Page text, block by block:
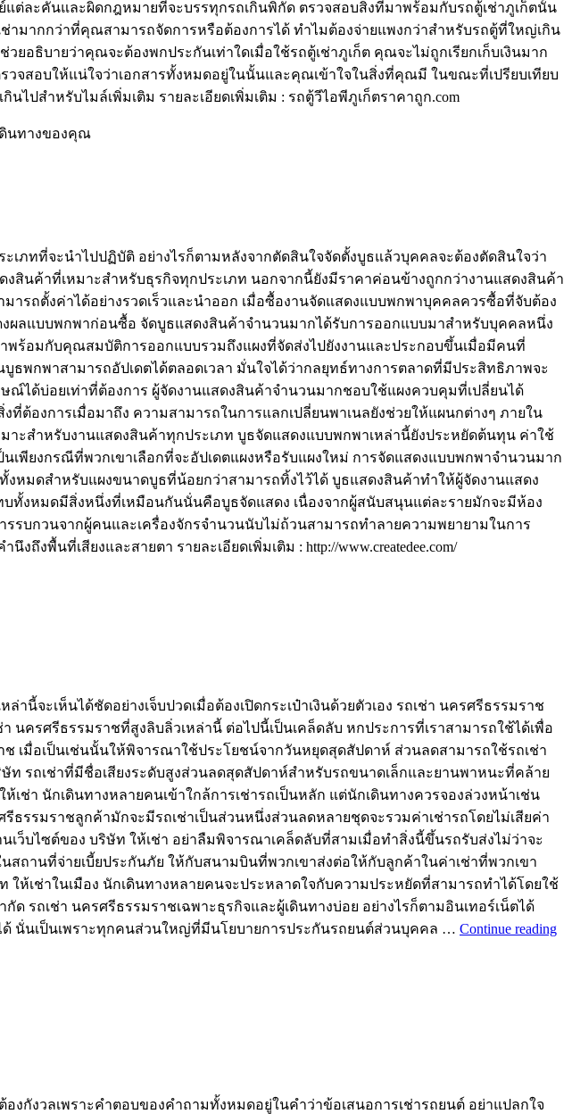
ต่ละคันและผิดกฎหมายที่จะบรรทุกรถเกินพิกัด ตรวจสอบสิ่งที่มาพร้อมกับรถตู้เช่าภูเก็ตนั้น
มากกว่าที่คุณสามารถจัดการหรือต้องการได้ ทำไมต้องจ่ายแพงกว่าสำหรับรถตู้ที่ใหญ่เกิน
ธิบายว่าคุณจะต้องพกประกันเท่าใดเมื่อใช้รถตู้เช่าภูเก็ต คุณจะไม่ถูกเรียกเก็บเงินมาก
จสอบให้แน่ใจว่าเอกสารทั้งหมดอยู่ในนั้นและคุณเข้าใจในสิ่งที่คุณมี ในขณะที่เปรียบเทียบ
ปสำหรับไมล์เพิ่มเติม รายละเอียดเพิ่มเติม : รถตู้วีไอพีภูเก็ตราคาถูก.com
ดินทางของคุณ
ภทที่จะนำไปปฏิบัติ อย่างไรก็ตามหลังจากตัดสินใจจัดตั้งบูธแล้วบุคคลจะต้องตัดสินใจว่า
สินค้าที่เหมาะสำหรับธุรกิจทุกประเภท นอกจากนี้ยังมีราคาค่อนข้างถูกกว่างานแสดงสินค้า
ารถตั้งค่าได้อย่างรวดเร็วและนำออก เมื่อซื้องานจัดแสดงแบบพกพาบุคคลควรซื้อที่จับต้อง
ลแบบพกพาก่อนซื้อ จัดบูธแสดงสินค้าจำนวนมากได้รับการออกแบบมาสำหรับบุคคลหนึ่ง
พร้อมกับคุณสมบัติการออกแบบรวมถึงแผงที่จัดส่งไปยังงานและประกอบขึ้นเมื่อมีคนที่
พกพาสามารถอัปเดตได้ตลอดเวลา มั่นใจได้ว่ากลยุทธ์ทางการตลาดที่มีประสิทธิภาพจะ
ได้บ่อยเท่าที่ต้องการ ผู้จัดงานแสดงสินค้าจำนวนมากชอบใช้แผงควบคุมที่เปลี่ยนได้
ที่ต้องการเมื่อมาถึง ความสามารถในการแลกเปลี่ยนพาเนลยังช่วยให้แผนกต่างๆ ภายใน
ะสำหรับงานแสดงสินค้าทุกประเภท บูธจัดแสดงแบบพกพาเหล่านี้ยังประหยัดต้นทุน ค่าใช้
พียงกรณีที่พวกเขาเลือกที่จะอัปเดตแผงหรือรับแผงใหม่ การจัดแสดงแบบพกพาจำนวนมาก
หมดสำหรับแผงขนาดบูธที่น้อยกว่าสามารถทิ้งไว้ได้ บูธแสดงสินค้าทำให้ผู้จัดงานแสดง
ทั้งหมดมีสิ่งหนึ่งที่เหมือนกันนั่นคือบูธจัดแสดง เนื่องจากผู้สนับสนุนแต่ละรายมักจะมีห้อง
บกวนจากผู้คนและเครื่องจักรจำนวนนับไม่ถ้วนสามารถทำลายความพยายามในการ
งพื้นที่เสียงและสายตา รายละเอียดเพิ่มเติม : http://www.createdee.com/
จะเห็นได้ชัดอย่างเจ็บปวดเมื่อต้องเปิดกระเป๋าเงินด้วยตัวเอง รถเช่า นครศรีธรรมราช
นครศรีธรรมราชที่สูงลิบลิ่วเหล่านี้ ต่อไปนี้เป็นเคล็ดลับ หกประการที่เราสามารถใช้ได้เพื่อ
ช เมื่อเป็นเช่นนั้นให้พิจารณาใช้ประโยชน์จากวันหยุดสุดสัปดาห์ ส่วนลดสามารถใช้รถเช่า
ท รถเช่าที่มีชื่อเสียงระดับสูงส่วนลดสุดสัปดาห์สำหรับรถขนาดเล็กและยานพาหนะที่คล้าย
เช่า นักเดินทางหลายคนเข้าใกล้การเช่ารถเป็นหลัก แต่นักเดินทางควรจองล่วงหน้าเช่น
ธรรมราชลูกค้ามักจะมีรถเช่าเป็นส่วนหนึ่งส่วนลดหลายชุดจะรวมค่าเช่ารถโดยไม่เสียค่า
ว็บไซต์ของ บริษัท ให้เช่า อย่าลืมพิจารณาเคล็ดลับที่สามเมื่อทำสิ่งนี้ขึ้นรถรับส่งไม่ว่าจะ
สถานที่จ่ายเบี้ยประกันภัย ให้กับสนามบินที่พวกเขาส่งต่อให้กับลูกค้าในค่าเช่าที่พวกเขา
ให้เช่าในเมือง นักเดินทางหลายคนจะประหลาดใจกับความประหยัดที่สามารถทำได้โดยใช้
รถเช่า นครศรีธรรมราชเฉพาะธุรกิจและผู้เดินทางบ่อย อย่างไรก็ตามอินเทอร์เน็ตได้
นั่นเป็นเพราะทุกคนส่วนใหญ่ที่มีนโยบายการประกันรถยนต์ส่วนบุคคล … Continue reading
งวลเพราะคำตอบของคำถามทั้งหมดอยู่ในคำว่าข้อเสนอการเช่ารถยนต์ อย่าแปลกใจ